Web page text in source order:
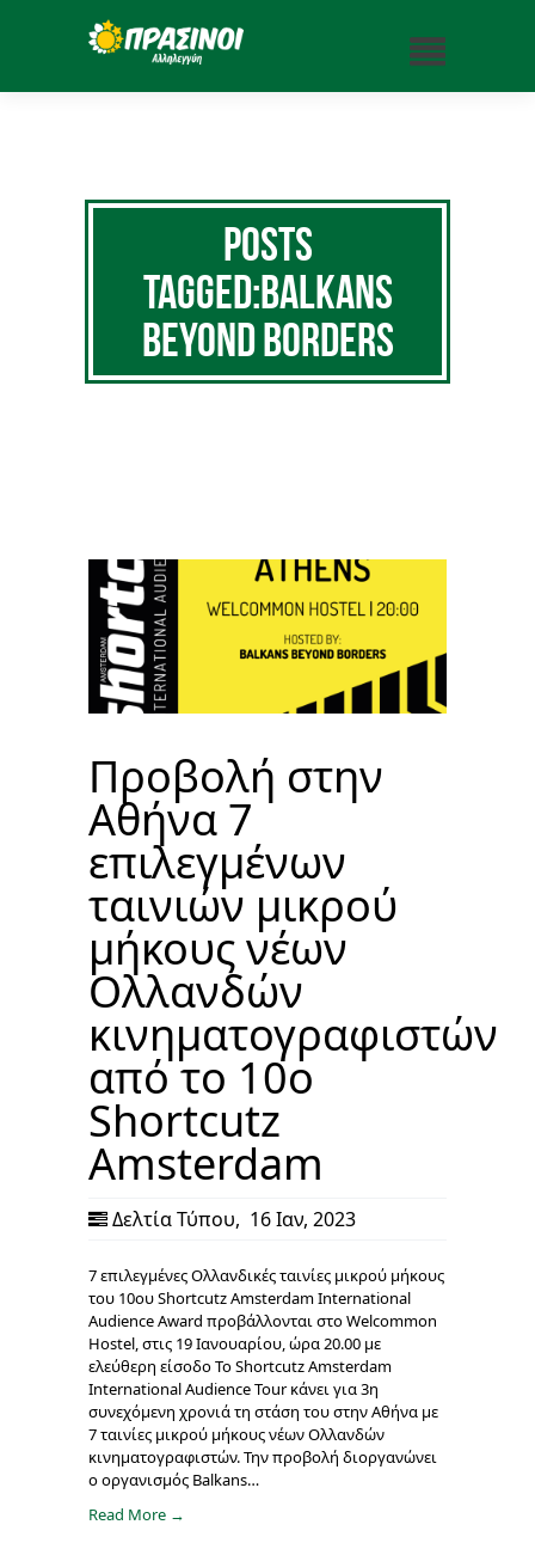
Posts
Tagged:Balkans
Beyond Borders
Προβολή στην
Αθήνα 7
επιλεγμένων
ταινιών μικρού
μήκους νέων
Ολλανδών
κινηματογραφιστών
από το 10ο
Shortcutz
Amsterdam
Δελτία Τύπου, 16 Ιαν, 2023
7 επιλεγμένες Ολλανδικές ταινίες μικρού μήκους
του 10ου Shortcutz Amsterdam International
Audience Award προβάλλονται στο Welcommon
Hostel, στις 19 Ιανουαρίου, ώρα 20.00 με
ελεύθερη είσοδο Το Shortcutz Amsterdam
International Audience Tour κάνει για 3η
συνεχόμενη χρονιά τη στάση του στην Αθήνα με
7 ταινίες μικρού μήκους νέων Ολλανδών
κινηματογραφιστών. Την προβολή διοργανώνει
ο οργανισμός Balkans…
Read More →